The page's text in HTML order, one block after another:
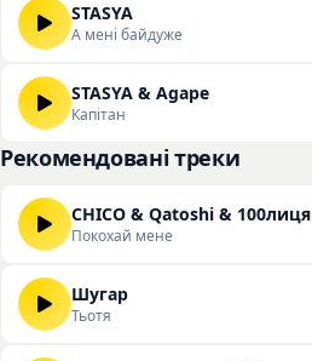
STASYA
А мені байдуже
STASYA & Agape
Капітан
Рекомендовані треки
CHICO & Qatoshi & 100лиця
Покохай мене
Шугар
Тьотя